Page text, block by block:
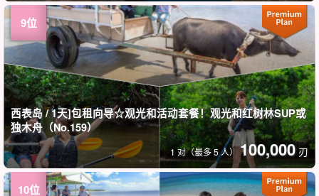
西表岛 / 1天]包租向导☆观光和活动套餐！观光和红树林SUP或
独木舟（No.159）
1 对（最多 5 人） 100,000 刃